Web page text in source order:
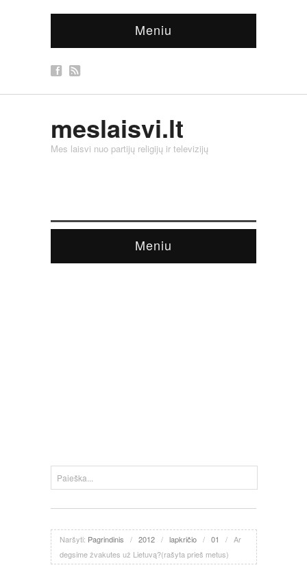
Meniu
meslaisvi.lt
Mes laisvi nuo partijų religijų ir televizijų
Meniu
Naršyti: Pagrindinis / 2012 / lapkričio / 01 / Ar
degsime žvakutes už Lietuvą?(rašyta prieš metus)